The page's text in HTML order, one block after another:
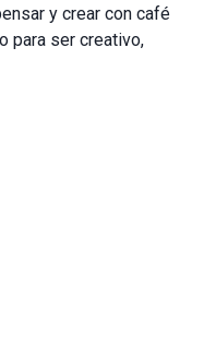
y crear con café
para ser creativo,